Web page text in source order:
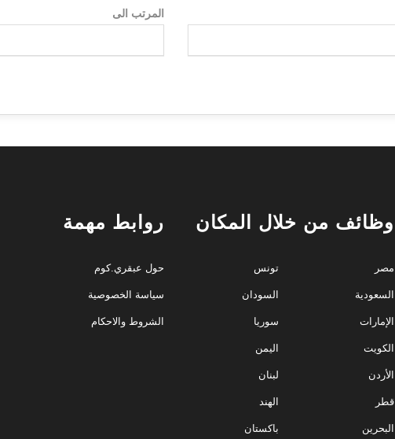
المرتب الى
وظائف من خلال المكان
مصر
السعودية
الإمارات
الكويت
الأردن
قطر
البحرين
تونس
السودان
سوريا
اليمن
لبنان
الهند
باكستان
روابط مهمة
حول عبقري.كوم
سياسة الخصوصية
الشروط والاحكام